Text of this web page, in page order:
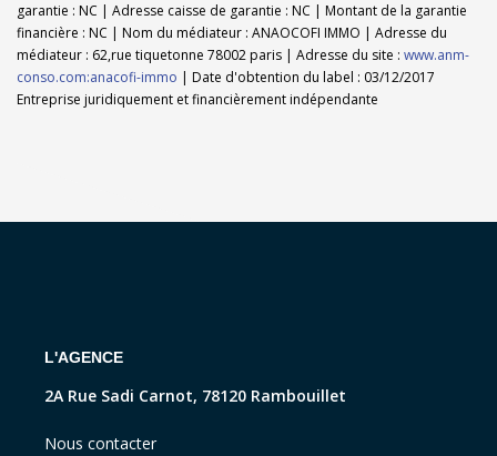
garantie : NC | Adresse caisse de garantie : NC | Montant de la garantie
financière : NC | Nom du médiateur : ANAOCOFI IMMO | Adresse du
médiateur : 62,rue tiquetonne 78002 paris | Adresse du site : www.anm-
conso.com:anacofi-immo | Date d'obtention du label : 03/12/2017
Entreprise juridiquement et financièrement indépendante
L'AGENCE
2A Rue Sadi Carnot, 78120 Rambouillet
Nous contacter